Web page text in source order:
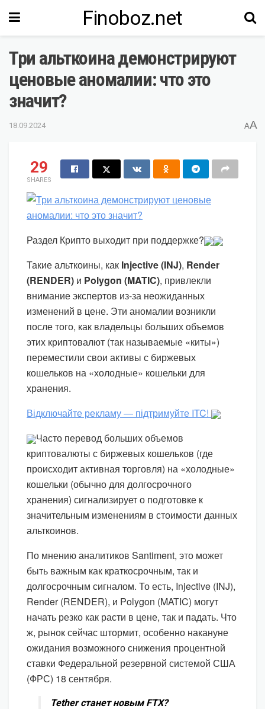
Finoboz.net
Три альткоина демонстрируют
ценовые аномалии: что это
значит?
18.09.2024 AA
29
SHARES
Раздел Крипто выходит при поддержке?
Такие альткоины, как Injective (INJ), Render
(RENDER) и Polygon (MATIC), привлекли
внимание экспертов из-за неожиданных
изменений в цене. Эти аномалии возникли
после того, как владельцы больших объемов
этих криптовалют (так называемые «киты»)
переместили свои активы с биржевых
кошельков на «холодные» кошельки для
хранения.
Відключайте рекламу — підтримуйте ITC!
Часто перевод больших объемов
криптовалюты с биржевых кошельков (где
происходит активная торговля) на «холодные»
кошельки (обычно для долгосрочного
хранения) сигнализирует о подготовке к
значительным изменениям в стоимости данных
альткоинов.
По мнению аналитиков Santiment, это может
быть важным как краткосрочным, так и
долгосрочным сигналом. То есть, Injective (INJ),
Render (RENDER), и Polygon (MATIC) могут
начать резко как расти в цене, так и падать. Что
ж, рынок сейчас штормит, особенно накануне
ожидания возможного снижения процентной
ставки Федеральной резервной системой США
(ФРС) 18 сентября.
Tether станет новым FTX?